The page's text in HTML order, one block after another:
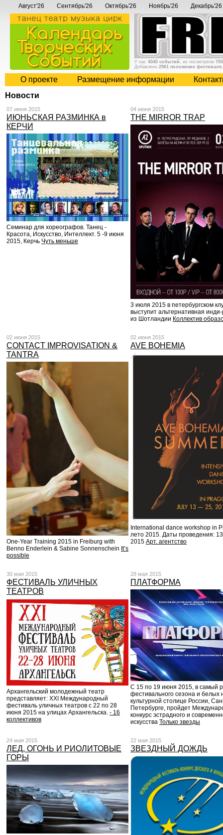
Август'26 Сентябрь'26 Октябрь'26 Ноябрь'26 Декабрь'26
У нас 4040 событий , их посмотрели
Добавлено 2961 положение фестиваля
О проекте Размещение информации
Новости
07 июня 2015
ИЮНЬСКАЯ РАЗМИНКА в
КЕРЧИ
Семинар для хореографов. Танец -
Красота, Искусство, Интеллект. 5 -9 июня
2015, Керчь Чуть меньше
04 июня 2015
THE MIRROR TRAP
3 июля 2015 в петербургском
выступит альтернативная инди-
из Шотландии Коллектив
02 июня 2015
CONTACT IMPROVISATION &
TANTRA
One-Year Training 2015 in Freiburg with
Benno Enderlein & Sabine Sonnenschein It’s
possible
02 июня 2015
AVE BOHEMIA
International dance workshop in
лето 2015. Даты проведения:
2015 Арт. агентство
30 мая 2015
ФЕСТИВАЛЬ УЛИЧНЫХ
ТЕАТРОВ
Архангельский молодежный театр
представляет: XXI Международный
фестиваль уличных театров с 22 по 28
июня 2015 на улицах Архангельска. - 16
коллективов
28 мая 2015
ПЛАТФОРМА
С 15 по 19 июня 2015, в самый
фестивального сезона и белых
культурной столице России,
Петербурге, пройдет
конкурс эстрадного и
искусства Только звезды
24 мая 2015
ЛЕД, ОГОНЬ И РИОЛИТОВЫЕ
ГОРЫ
22 мая 2015
ЗВЕЗДНЫЙ ДОЖДЬ